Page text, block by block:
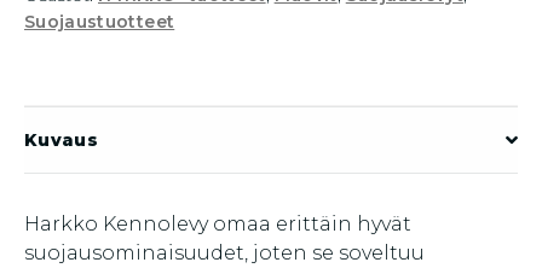
Suojaustuotteet
Kuvaus
Harkko Kennolevy omaa erittäin hyvät
suojausominaisuudet, joten se soveltuu